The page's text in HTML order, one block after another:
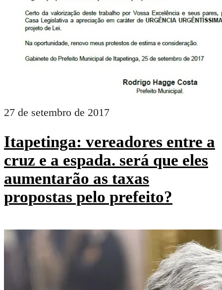
27 de setembro de 2017
Itapetinga: vereadores entre a
cruz e a espada. será que eles
aumentarão as taxas
propostas pelo prefeito?